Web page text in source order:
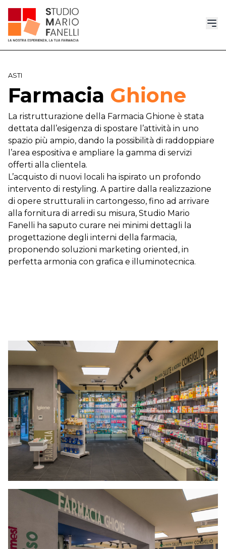
ASTI
Farmacia Ghione
La ristrutturazione della Farmacia Ghione è stata
dettata dall’esigenza di spostare l’attività in uno
spazio più ampio, dando la possibilità di raddoppiare
l’area espositiva e ampliare la gamma di servizi
offerti alla clientela.
L’acquisto di nuovi locali ha ispirato un profondo
intervento di restyling. A partire dalla realizzazione
di opere strutturali in cartongesso, fino ad arrivare
alla fornitura di arredi su misura, Studio Mario
Fanelli ha saputo curare nei minimi dettagli la
progettazione degli interni della farmacia,
proponendo soluzioni marketing oriented, in
perfetta armonia con grafica e illuminotecnica.